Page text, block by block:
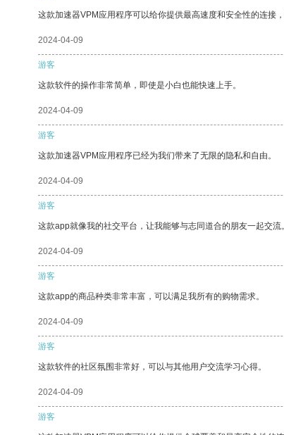
这款加速器VPM应用程序可以给你提供最高速度和安全性的连接
2024-04-09
游客
这款软件的操作非常简单，即使是小白也能快速上手。
2024-04-09
游客
这款加速器VPM应用程序已经为我们带来了无限的隐私和自由。
2024-04-09
游客
这款app就像我的社交平台，让我能够与志同道合的朋友一起交流。
2024-04-09
游客
这款app的商品种类非常丰富，可以满足我所有的购物需求。
2024-04-09
游客
这款软件的社区氛围非常好，可以与其他用户交流学习心得。
2024-04-09
游客